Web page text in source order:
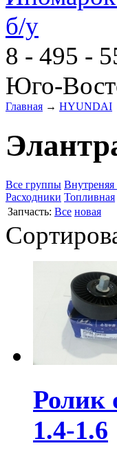
8 - 495 -
Юго-
Главная → HYUNDAI
Все группы Внутреняя
Расходники Топливная
Запчасть: Все новая
Ролик
1.4-1.6